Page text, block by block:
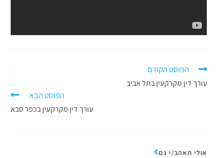
הפוסט הקודם
עורך דין מקרקעין בתל אביב
הפוסט הבא
עורך דין מקרקעין בכפר סבא
אולי תאהב/י גם